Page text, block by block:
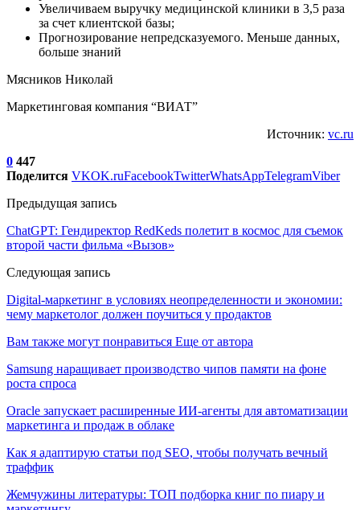
Увеличиваем выручку медицинской клиники в 3,5 раза
за счет клиентской базы;
Прогнозирование непредсказуемого. Меньше данных,
больше знаний
Мясников Николай
Маркетинговая компания “ВИАТ”
Источник: vc.ru
0 447
Поделится VKOK.ruFacebookTwitterWhatsAppTelegramViber
Предыдущая запись
ChatGPT: Гендиректор RedKeds полетит в космос для съемок
второй части фильма «Вызов»
Следующая запись
Digital-маркетинг в условиях неопределенности и экономии:
чему маркетолог должен поучиться у продактов
Вам также могут понравиться Еще от автора
Samsung наращивает производство чипов памяти на фоне
роста спроса
Oracle запускает расширенные ИИ‑агенты для автоматизации
маркетинга и продаж в облаке
Как я адаптирую статьи под SEO, чтобы получать вечный
траффик
Жемчужины литературы: ТОП подборка книг по пиару и